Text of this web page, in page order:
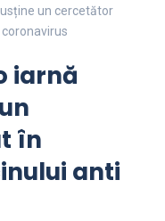
un cercetător
iarnă
în
anti